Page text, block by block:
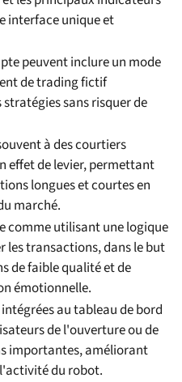
interface unique et
peuvent inclure un mode
de trading fictif
sans risquer de
à des courtiers
effet de levier, permettant
longues et courtes en
marché.
comme utilisant une logique
les transactions, dans le but
de faible qualité et de
émotionnelle.
au tableau de bord
de l'ouverture ou de
importantes, améliorant
du robot.